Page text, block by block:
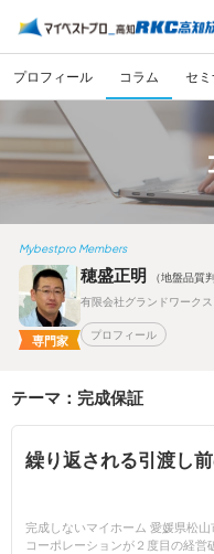
プロフィール コラム セ
Mybestpro Members
専門家
穂盛正明
（地盤品質
有限会社グランドワークス
プロフィール
テーマ：完成保証
繰り返される引渡し前
完成しないマイホーム 愛媛県松
コーポレーションが２度目の経営